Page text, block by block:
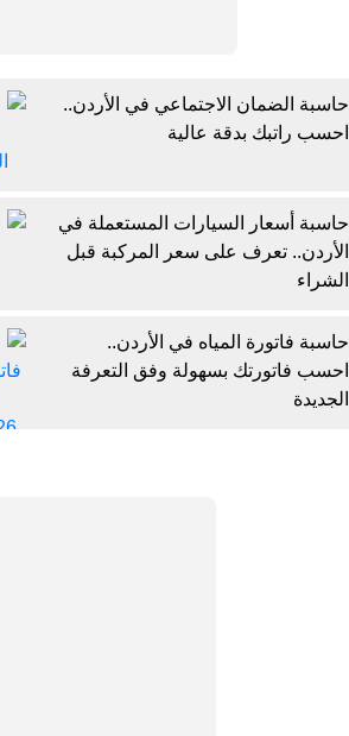
حاسبة الضمان الاجتماعي في الأردن..
احسب راتبك بدقة عالية
حاسبة أسعار السيارات المستعملة في
الأردن.. تعرف على سعر المركبة قبل
الشراء
حاسبة فاتورة المياه في الأردن..
احسب فاتورتك بسهولة وفق التعرفة
الجديدة